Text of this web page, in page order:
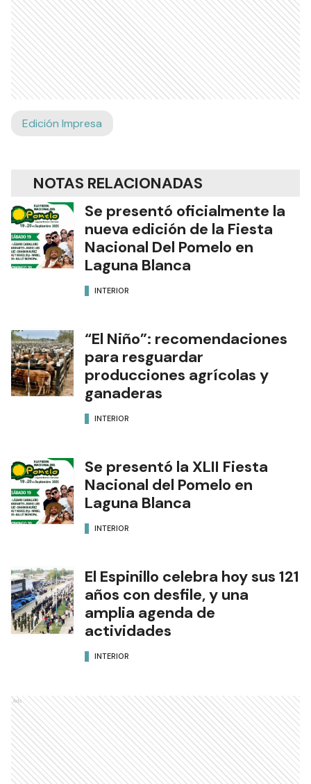
Edición Impresa
NOTAS RELACIONADAS
Se presentó oficialmente la
nueva edición de la Fiesta
Nacional Del Pomelo en
Laguna Blanca
INTERIOR
“El Niño”: recomendaciones
para resguardar
producciones agrícolas y
ganaderas
INTERIOR
Se presentó la XLII Fiesta
Nacional del Pomelo en
Laguna Blanca
INTERIOR
El Espinillo celebra hoy sus 121
años con desfile, y una
amplia agenda de
actividades
INTERIOR
Ads